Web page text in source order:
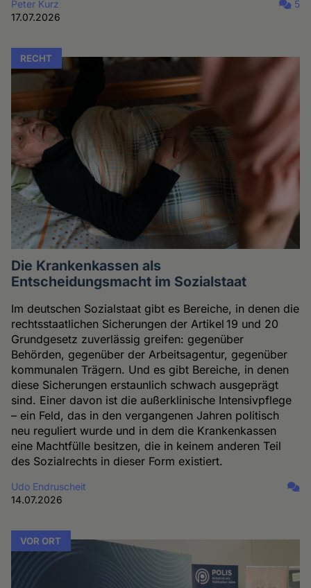
Peter Kurz
17.07.2026
5
RECHT
Die Krankenkassen als
Entscheidungsmacht im Sozialstaat
Im deutschen Sozialstaat gibt es Bereiche, in denen die
rechtsstaatlichen Sicherungen der Artikel 19 und 20
Grundgesetz zuverlässig greifen: gegenüber
Behörden, gegenüber der Arbeitsagentur, gegenüber
kommunalen Trägern. Und es gibt Bereiche, in denen
diese Sicherungen erstaunlich schwach ausgeprägt
sind. Einer davon ist die außerklinische Intensivpflege
– ein Feld, das in den vergangenen Jahren politisch
neu reguliert wurde und in dem die Krankenkassen
eine Machtfülle besitzen, die in keinem anderen Teil
des Sozialrechts in dieser Form existiert.
Udo Endruscheit
14.07.2026
VOR ORT